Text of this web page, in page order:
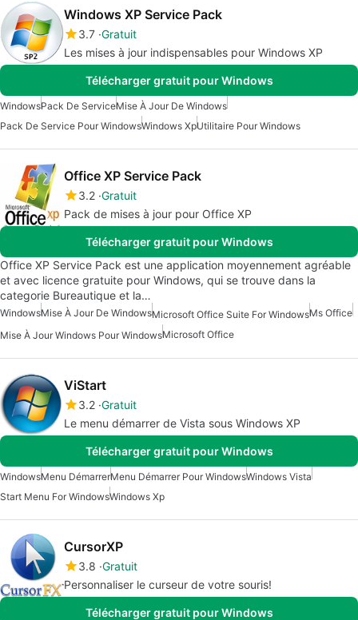
Windows XP Service Pack
3.7 Gratuit
Les mises à jour indispensables pour Windows XP
Télécharger gratuit pour Windows
WindowsPack De ServiceMise À Jour De Windows
Pack De Service Pour WindowsWindows XpUtilitaire Pour Windows
Office XP Service Pack
3.2 Gratuit
Pack de mises à jour pour Office XP
Télécharger gratuit pour Windows
Office XP Service Pack est une application moyennement agréable
et avec licence gratuite pour Windows, qui se trouve dans la
categorie Bureautique et la…
WindowsMise À Jour De WindowsMicrosoft Office Suite For WindowsMs Office
Mise À Jour Windows Pour WindowsMicrosoft Office
ViStart
3.2 Gratuit
Le menu démarrer de Vista sous Windows XP
Télécharger gratuit pour Windows
WindowsMenu DémarrerMenu Démarrer Pour WindowsWindows Vista
Start Menu For WindowsWindows Xp
CursorXP
3.8 Gratuit
Personnaliser le curseur de votre souris!
Télécharger gratuit pour Windows